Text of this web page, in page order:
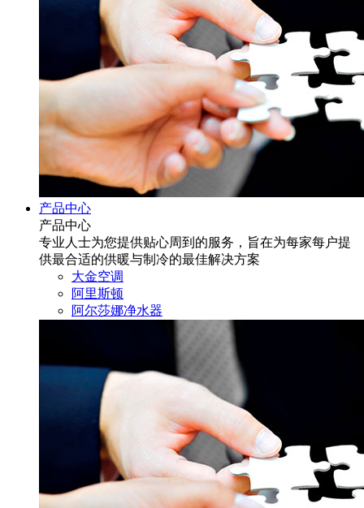
产品中心
产品中心
专业人士为您提供贴心周到的服务，旨在为每家每户提
供最合适的供暖与制冷的最佳解决方案
大金空调
阿里斯顿
阿尔莎娜净水器